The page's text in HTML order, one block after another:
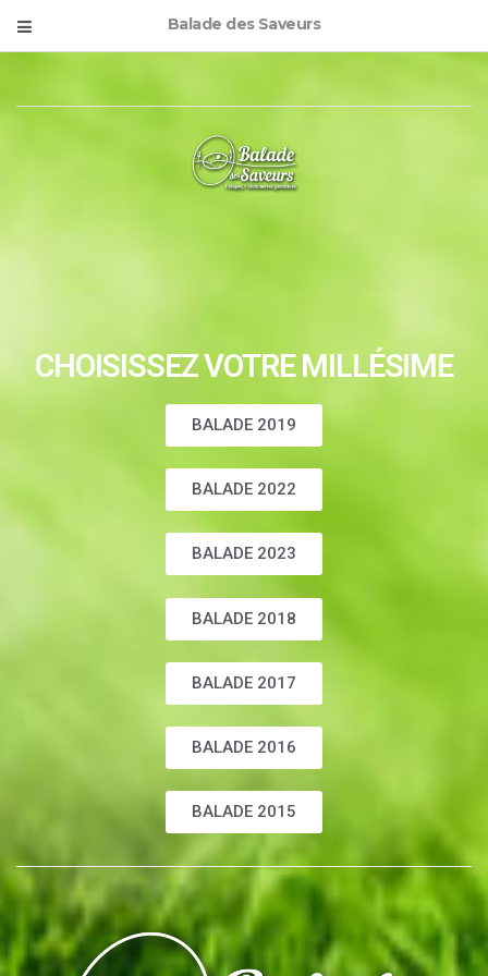
Balade des Saveurs
CHOISISSEZ VOTRE MILLÉSIME
BALADE 2019
BALADE 2022
BALADE 2023
BALADE 2018
BALADE 2017
BALADE 2016
BALADE 2015